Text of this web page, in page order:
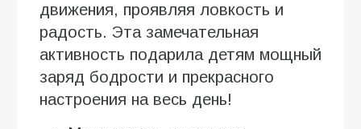
движения, проявляя ловкость и
радость. Эта замечательная
активность подарила детям мощный
заряд бодрости и прекрасного
настроения на весь день!